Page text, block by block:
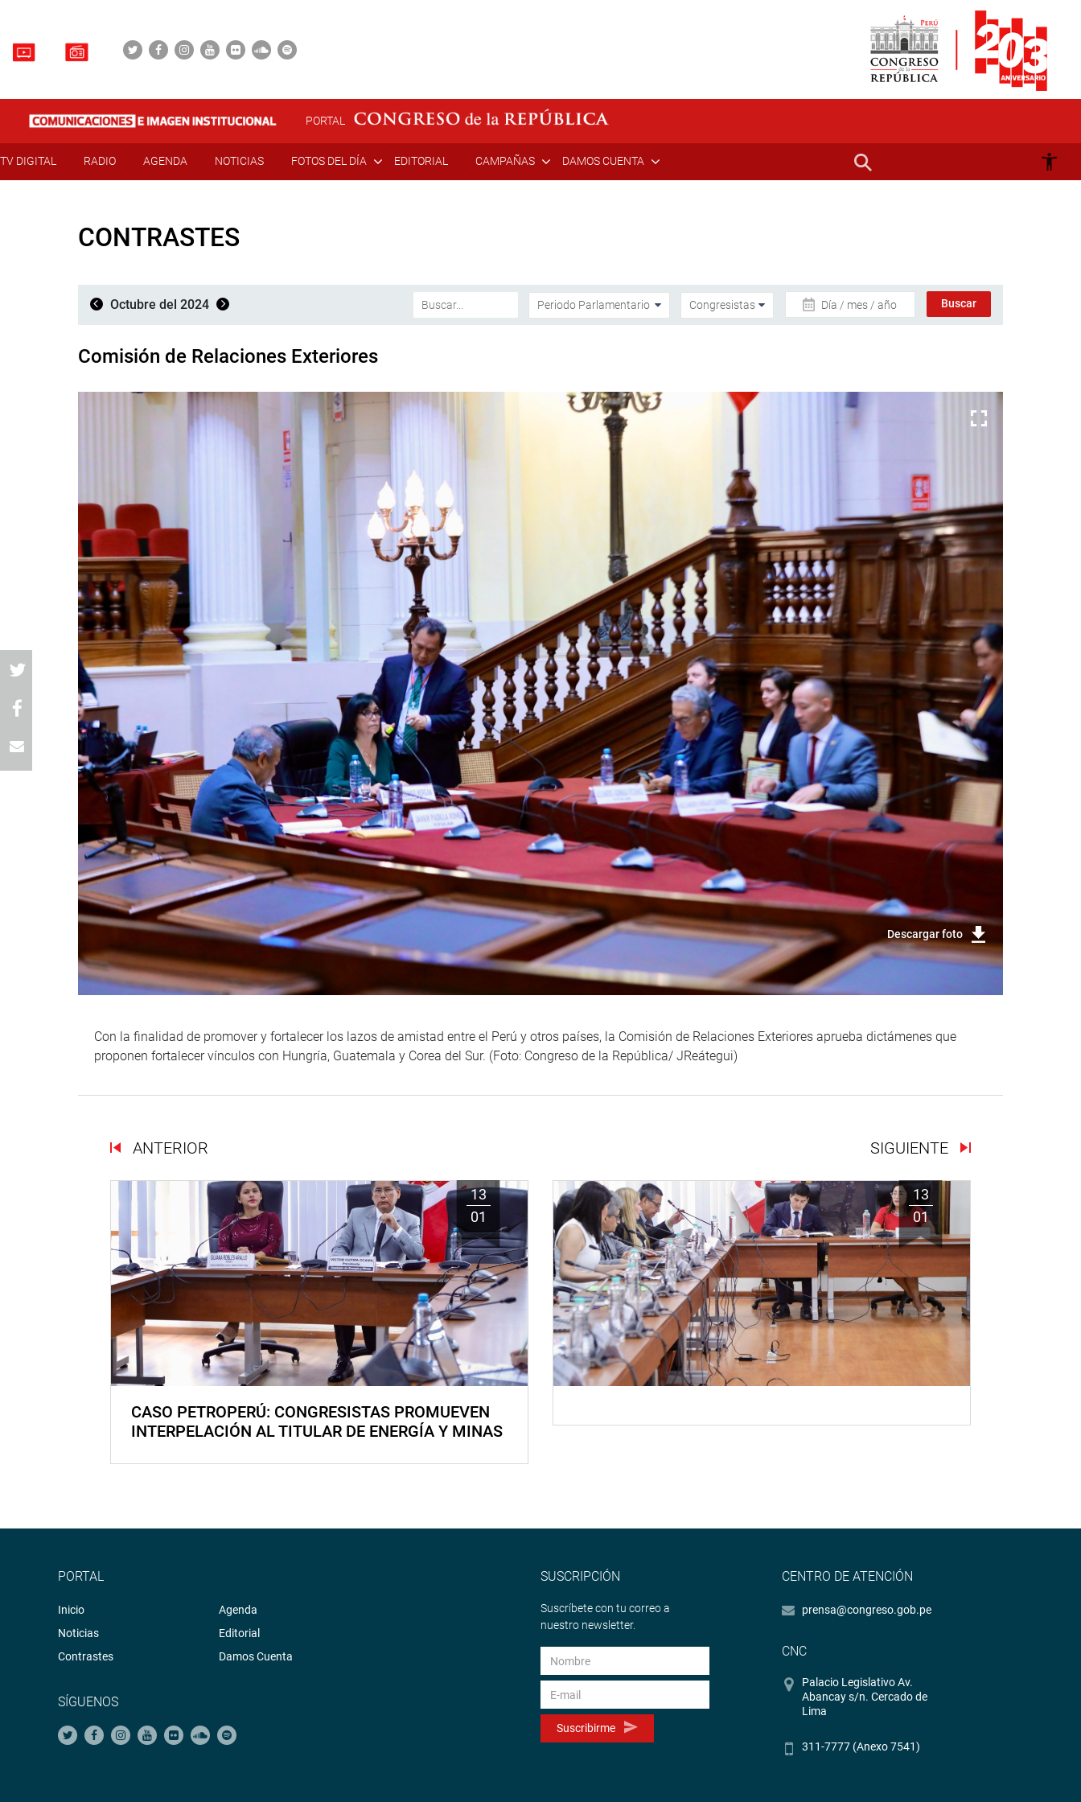
PORTAL
TV DIGITAL RADIO AGENDA NOTICIAS FOTOS DEL DÍA EDITORIAL CAMPAÑAS DAMOS CUENTA
CONTRASTES
Octubre del 2024 Día / mes / año
Comisión de Relaciones Exteriores
Descargar foto
Con la finalidad de promover y fortalecer los lazos de amistad entre el Perú y otros países, la Comisión de Relaciones Exteriores aprueba dictámenes que
proponen fortalecer vínculos con Hungría, Guatemala y Corea del Sur. (Foto: Congreso de la República/ JReátegui)
ANTERIOR SIGUIENTE
13
01
CASO PETROPERÚ: CONGRESISTAS PROMUEVEN
INTERPELACIÓN AL TITULAR DE ENERGÍA Y MINAS
13
01
PORTAL
Inicio
Noticias
Contrastes
Agenda
Editorial
Damos Cuenta
SÍGUENOS
SUSCRIPCIÓN
Suscríbete con tu correo a
nuestro newsletter.
Suscribirme
CENTRO DE ATENCIÓN
prensa@congreso.gob.pe
CNC
Palacio Legislativo Av.
Abancay s/n. Cercado de
Lima
311-7777 (Anexo 7541)